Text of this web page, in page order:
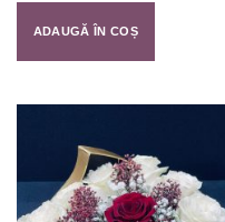
ADAUGĂ ÎN COȘ